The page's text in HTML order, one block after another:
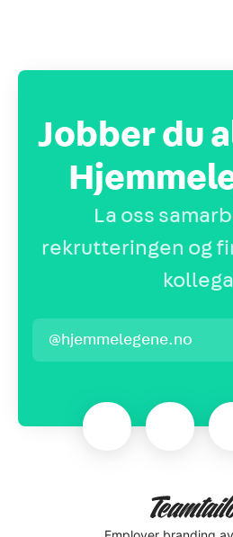
Jobber du
La oss
rekrutteringen og
@hjemmelegene.no